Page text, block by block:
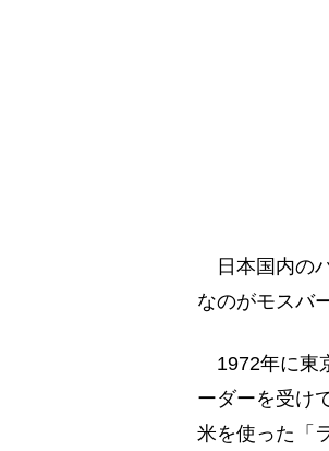
日本国内の
なのがモスバ
1972年に東
ーダーを受け
米を使った「